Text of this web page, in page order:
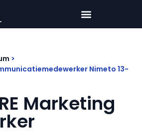
Nimeto 13-
Marketing